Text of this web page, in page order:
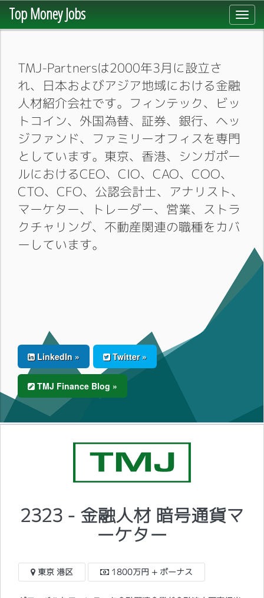
Top Money Jobs
TMJ-Partnersは2000年3月に設立さ
れ、日本およびアジア地域における金融
人材紹介会社です。フィンテック、ビッ
トコイン、外国為替、証券、銀行、ヘッ
ジファンド、ファミリーオフィスを専門
としています。東京、香港、シンガポー
ルにおけるCEO、CIO、CAO、COO、
CTO、CFO、公認会計士、アナリスト、
マーケター、トレーダー、営業、ストラ
クチャリング、不動産関連の職種をカバ
ーしています。
LinkedIn » Twitter »
TMJ Finance Blog »
2323 - 金融人材 暗号通貨マ
ーケター
東京 港区 1800万円 + ボーナス